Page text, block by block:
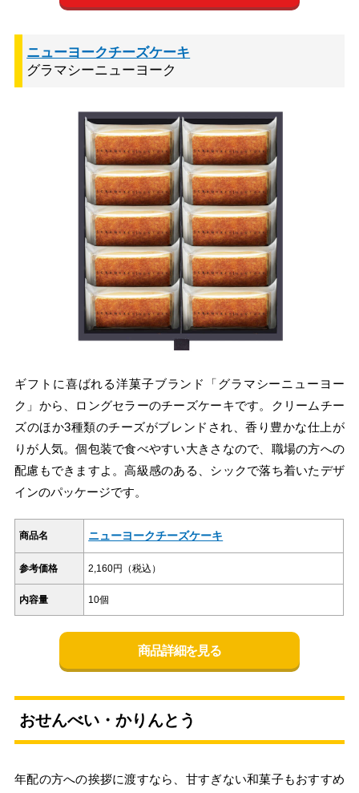
ニューヨークチーズケーキ
グラマシーニューヨーク
ギフトに喜ばれる洋菓子ブランド「グラマシーニューヨー
ク」から、ロングセラーのチーズケーキです。クリームチー
ズのほか3種類のチーズがブレンドされ、香り豊かな仕上が
りが人気。個包装で食べやすい大きさなので、職場の方への
配慮もできますよ。高級感のある、シックで落ち着いたデザ
インのパッケージです。
商品名 ニューヨークチーズケーキ
参考価格 2,160円（税込）
内容量 10個
商品詳細を見る
おせんべい・かりんとう
年配の方への挨拶に渡すなら、甘すぎない和菓子もおすすめ